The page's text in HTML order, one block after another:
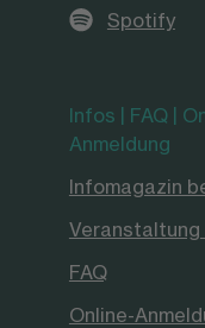
Spotify
Infos | FAQ |
Anmeldung
Infomagazin
Veranstaltung
FAQ
Online-